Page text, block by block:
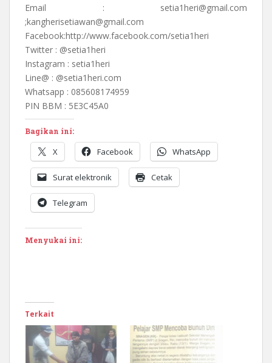
Email : setia1heri@gmail.com
;kangherisetiawan@gmail.com
Facebook:http://www.facebook.com/setia1heri
Twitter : @setia1heri
Instagram : setia1heri
Line@ : @setia1heri.com
Whatsapp : 085608174959
PIN BBM : 5E3C45A0
Bagikan ini:
X Facebook WhatsApp
Surat elektronik Cetak
Telegram
Menyukai ini:
Terkait